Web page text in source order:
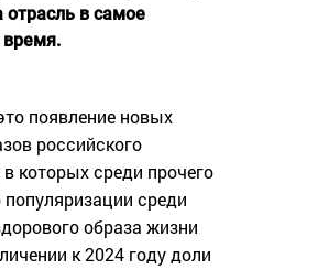
отрасль в самое
появление новых
российского
в которых среди прочего
популяризации среди
образа жизни
к 2024 году доли